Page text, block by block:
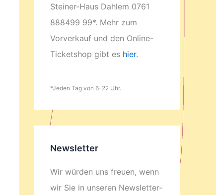
Steiner-Haus Dahlem 0761
888499 99*. Mehr zum
Vorverkauf und den Online-
Ticketshop gibt es hier.
*Jeden Tag von 6-22 Uhr.
Newsletter
Wir würden uns freuen, wenn
wir Sie in unseren Newsletter-